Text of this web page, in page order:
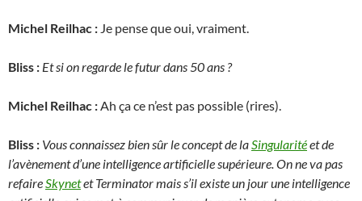
Michel Reilhac : Je pense que oui, vraiment.
Bliss : Et si on regarde le futur dans 50 ans ?
Michel Reilhac :Ah ça ce n’est pas possible (rires).
Bliss : Vous connaissez bien sûr le concept de laSingularitéet de
l’avènement d’une intelligence artificielle supérieure. On ne va pas
refaireSkynetet Terminator mais s’il existe un jour une intelligence